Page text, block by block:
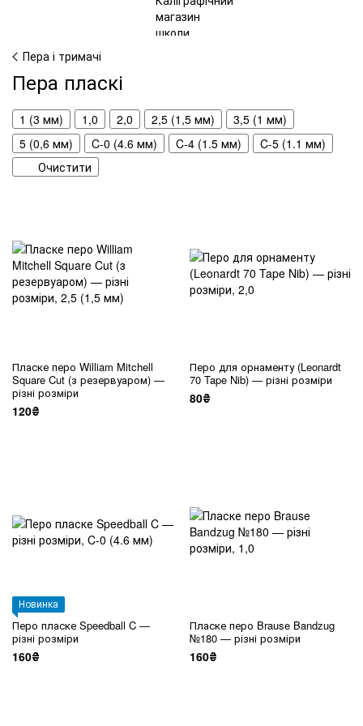
Пера і тримачі
Пера пласкі
1 (3 мм) 1,0 2,0 2,5 (1,5 мм)
3,5 (1 мм)
5 (0,6 мм)
C-0 (4.6 мм) C-4 (1.5 мм)
C-5 (1.1 мм)
Очистити
Пласке перо William Mitchell
Square Cut (з резервуаром) —
різні розміри
120₴
Перо для орнаменту (Leonardt
70 Tape Nib) — різні розміри
80₴
Новинка
Перо пласке Speedball C —
різні розміри
160₴
Пласке перо Brause Bandzug
№180 — різні розміри
160₴